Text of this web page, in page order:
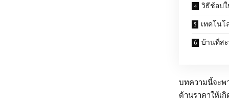
วิธีช้อป
เทคโนโ
บ้านที่ส
บทความนี้จะ
ด้านราคาให้เ